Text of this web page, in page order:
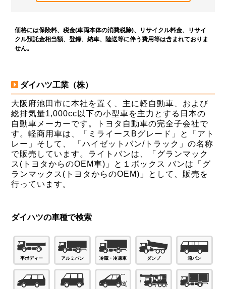
価格には保険料、税金(車両本体の消費税除)、リサイクル料金、リサイ
クル預託金相当額、登録、納車、陸送等に伴う費用等は含まれておりま
せん。
ダイハツ工業（株）
大阪府池田市に本社を置く、主に軽自動車、および
総排気量1,000cc以下の小型車を主力とする日本の
自動車メーカーです。トヨタ自動車の完全子会社で
す。軽商用車は、「ミライースBグレード」と「アト
レー」そして、 「ハイゼットバン/トラック」の名称
で販売しています。ライトバンは、「グランマック
ス(トヨタからのOEM車)」と１ボックス バンは「グ
ランマックス(トヨタからのOEM)」として、販売を
行っています。
ダイハツの車種で検索
平ボディー アルミバン 冷蔵・冷凍車 ダンプ 箱バン